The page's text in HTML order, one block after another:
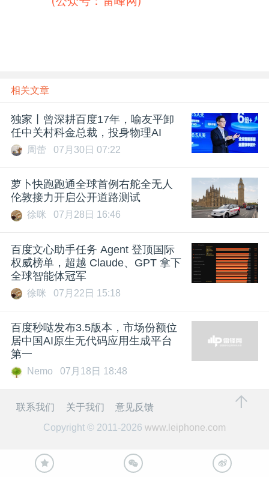
相关文章
独家丨曾深耕百度17年，喻友平卸
任中关村科金总裁，投身物理AI
周蕾 07月30日 07:22
萝卜快跑跑通全球首例右舵全无人
伦敦接力开启公开道路测试
徐咪 07月28日 16:46
百度文心助手任务 Agent 登顶国际
权威榜单，超越 Claude、GPT 拿下
全球智能体冠军
徐咪 07月22日 15:18
百度秒哒发布3.5版本，市场份额位
居中国AI原生无代码应用生成平台
第一
Nemo 07月18日 18:48
联系我们 关于我们
意见反馈
Copyright © 2011-2026 www.leiphone.com